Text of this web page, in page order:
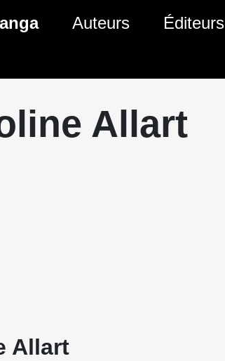
Manga
Auteurs Éditeurs
Allart
Allart